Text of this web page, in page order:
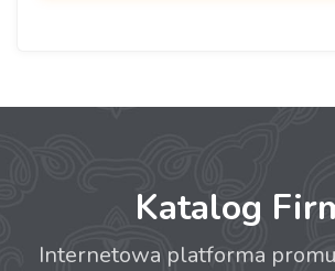
Katalog
Internetowa platforma